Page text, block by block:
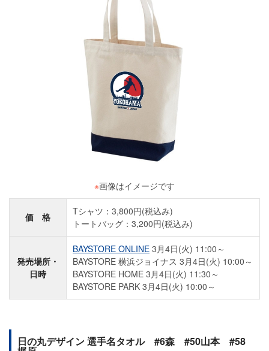
※画像はイメージです
価 格
Tシャツ：3,800円(税込み)
トートバッグ：3,200円(税込み)
発売場所・
日時
BAYSTORE ONLINE 3月4日(火) 11:00～
BAYSTORE 横浜ジョイナス 3月4日(火) 10:00～
BAYSTORE HOME 3月4日(火) 11:30～
BAYSTORE PARK 3月4日(火) 10:00～
日の丸デザイン 選手名タオル #6森 #50山本 #58